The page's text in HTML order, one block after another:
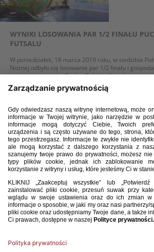
WYNIKI LOSOWANIA PAR 1/2 FINAŁU
FUTSALU
W poniedziałek, 18 marca 2019 roku, w siedzibie
Nożnej odbyło się losowanie par 1/2 finału i
meczu rozgrywek o Puchar Polski w futsalu w
28 / 02 / 19
WYNIKI LOSOWANIA 1/4 FINAŁU
FUTSALU
Podczas losowania przeprowadzonego w siedzibie